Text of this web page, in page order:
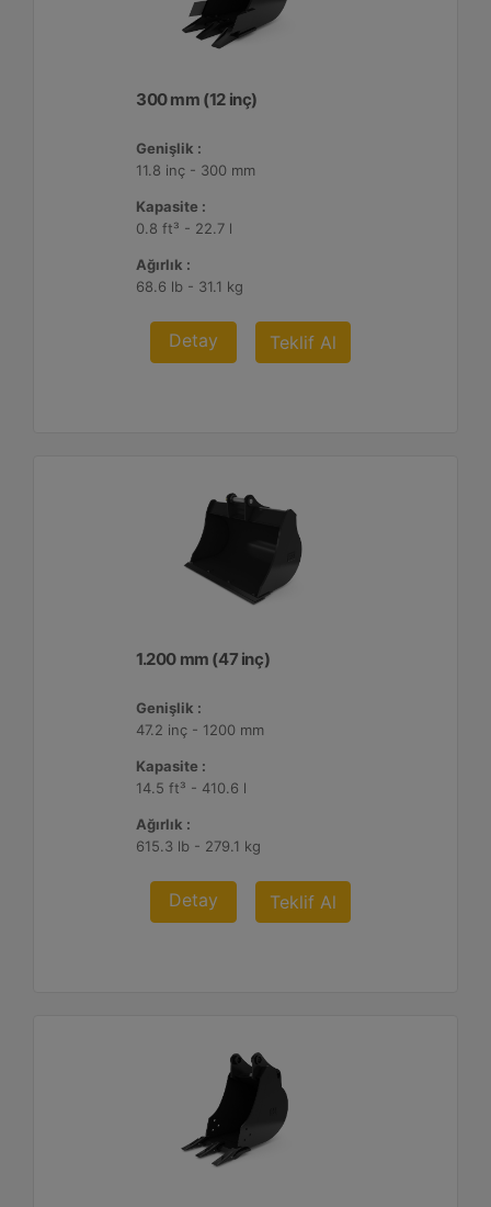
300 mm (12 inç)
Genişlik :
11.8 inç - 300 mm
Kapasite :
0.8 ft³ - 22.7 l
Ağırlık :
68.6 lb - 31.1 kg
Detay Teklif Al
1.200 mm (47 inç)
Genişlik :
47.2 inç - 1200 mm
Kapasite :
14.5 ft³ - 410.6 l
Ağırlık :
615.3 lb - 279.1 kg
Detay Teklif Al